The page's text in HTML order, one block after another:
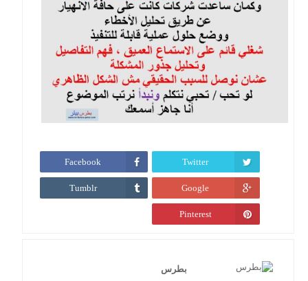
Twitter
Facebook
Google
Tumblr
Pinterest
بطرس